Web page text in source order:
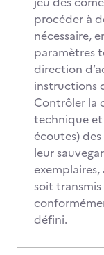
procéder à
nécessaire,
paramètres
direction
instructions
Contrôler la
technique
écoutes)
leur
exemplaires,
soit
défini.